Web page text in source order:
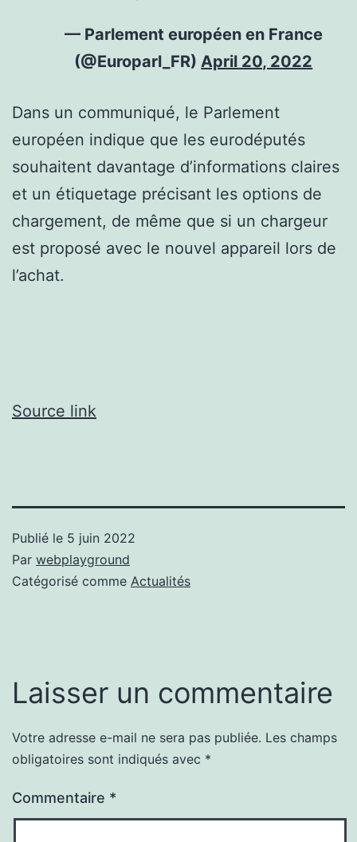
— Parlement européen en France
(@Europarl_FR) April 20, 2022
Dans un communiqué, le Parlement
européen indique que les eurodéputés
souhaitent davantage d’informations claires
et un étiquetage précisant les options de
chargement, de même que si un chargeur
est proposé avec le nouvel appareil lors de
l’achat.
Source link
Publié le 5 juin 2022
Par webplayground
Catégorisé comme Actualités
Laisser un commentaire
Votre adresse e-mail ne sera pas publiée. Les champs
obligatoires sont indiqués avec *
Commentaire *